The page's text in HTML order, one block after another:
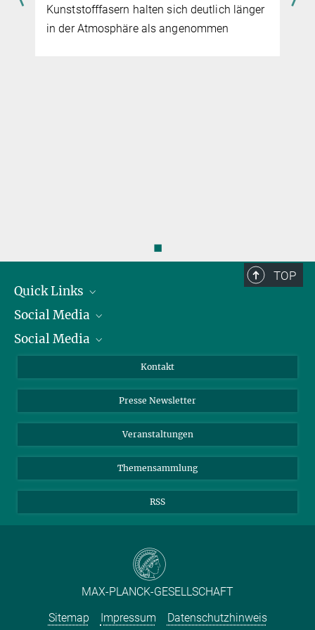
Kunststofffasern halten sich deutlich länger
in der Atmosphäre als angenommen
◼
TOP
Quick Links
Präsident
Zahlen und Fakten
Social Media
Bluesky
TikTok
Social Media
Instagram
YouTube
Kontakt
Presse Newsletter
Veranstaltungen
Themensammlung
RSS
MAX-PLANCK-GESELLSCHAFT
Sitemap
Impressum Datenschutzhinweis